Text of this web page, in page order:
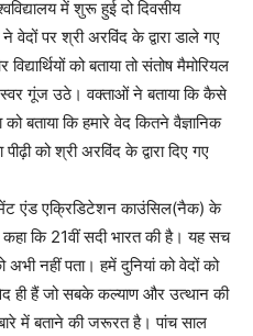
में शुरू हुई दो दिवसीय
ने वेदों पर श्री अरविंद के द्वारा डाले गए
को बताया तो संतोष मैमोरियल
गूंज उठे। वक्ताओं ने बताया कि कैसे
बताया कि हमारे वेद कितने वैज्ञानिक
को श्री अरविंद के द्वारा दिए गए
एंड एक्रिडिटेशन काउंसिल(नैक) के
कि 21वीं सदी भारत की है। यह सच
अभी नहीं पता। हमें दुनियां को वेदों को
ही हैं जो सबके कल्याण और उत्थान की
में बताने की जरूरत है। पांच साल